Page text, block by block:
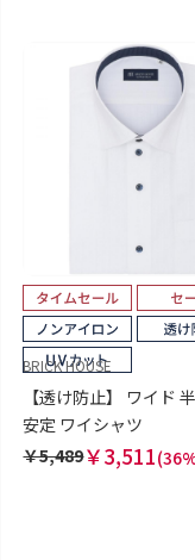
BRICK HOUSE
【透け防止】 ワイド
安定 ワイシャツ
￥5,489￥3,511